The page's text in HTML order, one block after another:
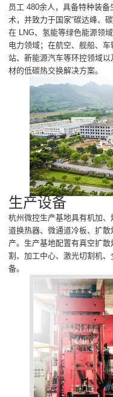
员工 480余人，具备特种装
术，并致力于国家“碳达峰、
在 LNG、氢能等绿色能源领
电力领域；在航空、舰船、
站、新能源汽车等环控领域
材的低碳热交换解决方案。
生产设备
杭州微控生产基地具有机加
道换热器、微通道冷板、扩
产。生产基地配置有真空扩
割、加工中心、激光切割机
备。